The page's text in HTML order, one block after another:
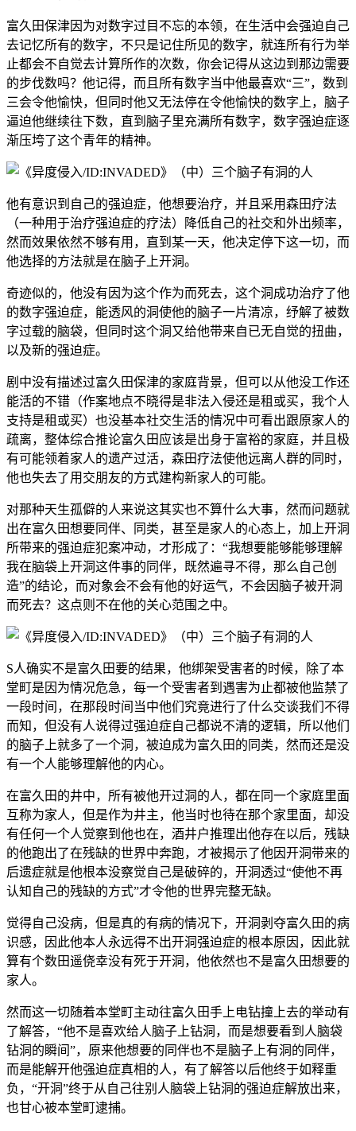
富久田保津因为对数字过目不忘的本领，在生活中会强迫自己
去记忆所有的数字，不只是记住所见的数字，就连所有行为举
止都会不自觉去计算所作的次数，你会记得从这边到那边需要
的步伐数吗？他记得，而且所有数字当中他最喜欢“三”，数到
三会令他愉快，但同时他又无法停在令他愉快的数字上，脑子
逼迫他继续往下数，直到脑子里充满所有数字，数字强迫症逐
渐压垮了这个青年的精神。
他有意识到自己的强迫症，他想要治疗，并且采用森田疗法
（一种用于治疗强迫症的疗法）降低自己的社交和外出频率，
然而效果依然不够有用，直到某一天，他决定停下这一切，而
他选择的方法就是在脑子上开洞。
奇迹似的，他没有因为这个作为而死去，这个洞成功治疗了他
的数字强迫症，能透风的洞使他的脑子一片清凉，纾解了被数
字过载的脑袋，但同时这个洞又给他带来自已无自觉的扭曲，
以及新的强迫症。
剧中没有描述过富久田保津的家庭背景，但可以从他没工作还
能活的不错（作案地点不晓得是非法入侵还是租或买，我个人
支持是租或买）也没基本社交生活的情况中可看出跟原家人的
疏离，整体综合推论富久田应该是出身于富裕的家庭，并且极
有可能领着家人的遗产过活，森田疗法使他远离人群的同时，
他也失去了用交朋友的方式建构新家人的可能。
对那种天生孤僻的人来说这其实也不算什么大事，然而问题就
出在富久田想要同伴、同类，甚至是家人的心态上，加上开洞
所带来的强迫症犯案冲动，才形成了：“我想要能够能够理解
我在脑袋上开洞这件事的同伴，既然遍寻不得，那么自己创
造”的结论，而对象会不会有他的好运气，不会因脑子被开洞
而死去？这点则不在他的关心范围之中。
S人确实不是富久田要的结果，他绑架受害者的时候，除了本
堂町是因为情况危急，每一个受害者到遇害为止都被他监禁了
一段时间，在那段时间当中他们究竟进行了什么交谈我们不得
而知，但没有人说得过强迫症自己都说不清的逻辑，所以他们
的脑子上就多了一个洞，被迫成为富久田的同类，然而还是没
有一个人能够理解他的内心。
在富久田的井中，所有被他开过洞的人，都在同一个家庭里面
互称为家人，但是作为井主，他当时也待在那个家里面，却没
有任何一个人觉察到他也在，酒井户推理出他存在以后，残缺
的他跑出了在残缺的世界中奔跑，才被揭示了他因开洞带来的
后遗症就是他根本没察觉自己是破碎的，开洞透过“使他不再
认知自己的残缺的方式”才令他的世界完整无缺。
觉得自己没病，但是真的有病的情况下，开洞剥夺富久田的病
识感，因此他本人永远得不出开洞强迫症的根本原因，因此就
算有个数田遥侥幸没有死于开洞，他依然也不是富久田想要的
家人。
然而这一切随着本堂町主动往富久田手上电钻撞上去的举动有
了解答，“他不是喜欢给人脑子上钻洞，而是想要看到人脑袋
钻洞的瞬间”，原来他想要的同伴也不是脑子上有洞的同伴，
而是能解开他强迫症真相的人，有了解答以后他终于如释重
负，“开洞”终于从自己往别人脑袋上钻洞的强迫症解放出来，
也甘心被本堂町逮捕。